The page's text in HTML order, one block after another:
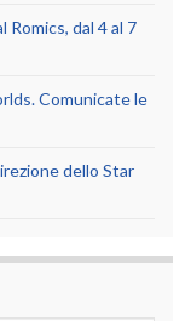
Romics, dal 4 al 7
Comunicate le
dello Star